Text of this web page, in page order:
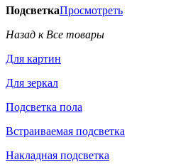
ПодсветкаПросмотреть
Назад к Все товары
Для картин
Для зеркал
Подсветка пола
Встраиваемая подсветка
Накладная подсветка